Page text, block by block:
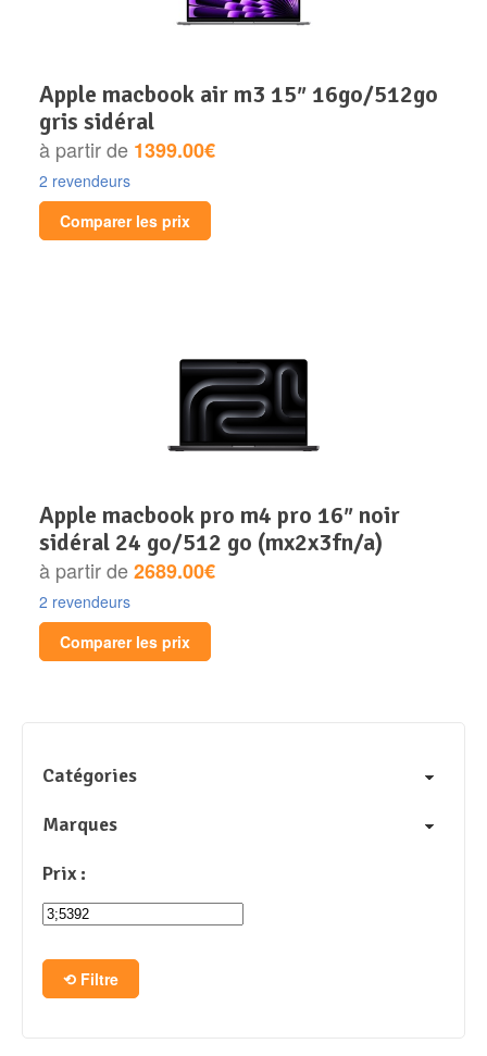
apple macbook air m3 15″ 16go/512go
gris sidéral
à partir de 1399.00€
2 revendeurs
Comparer les prix
apple macbook pro m4 pro 16″ noir
sidéral 24 go/512 go (mx2x3fn/a)
à partir de2689.00€
2 revendeurs
Comparer les prix
Catégories
Marques
Prix :
Filtre